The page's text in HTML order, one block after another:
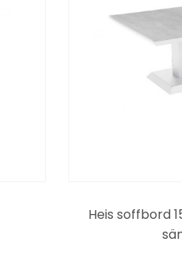
Heis soffbord